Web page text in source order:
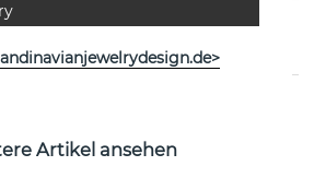
Artikel ansehen